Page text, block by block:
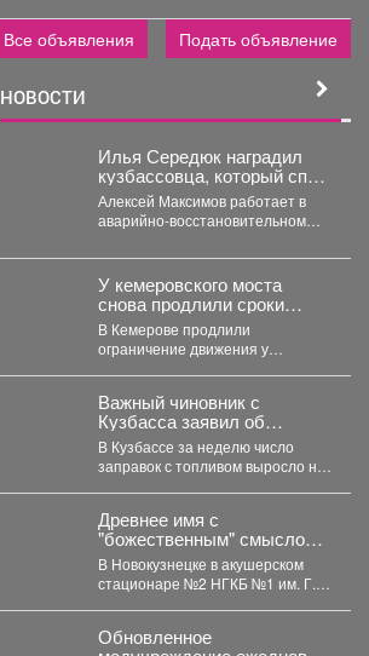
Все объявления
Подать объявление
НОВОСТИ
Илья Середюк наградил
кузбассовца, который спас
людей в Горловке
Алексей Максимов работает в
аварийно-восстановительном
контроля жилищно-
коммунального и дорожного
комплекса Кузбасса с...
У кемеровского моста
снова продлили сроки
открытия: какие причины на
этот раз
В Кемерове продлили
ограничение движения у
ограничение автомобильного...
Важный чиновник с
Кузбасса заявил об
изменениях с бензином
В Кузбассе за неделю число
заправок с топливом выросло на
Древнее имя с
"божественным" смыслом
резко набирает
популярность в Кузбассе:
11 малышей за месяц
В Новокузнецке в акушерском
стационаре №2 НГКБ №1 им. Г.П.
Обновленное